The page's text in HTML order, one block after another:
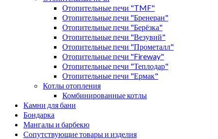
Отопительные печи "TMF"
Отопительные печи "Бренеран"
Отопительные печи "Берёзка"
Отопительные печи "Везувий"
Отопительные печи "Прометалл"
Отопительные печи "Fireway"
Отопительные печи "Теплодар"
Отопительные печи "Ермак"
Котлы отопления
Комбинированные котлы
Камни для бани
Бондарка
Мангалы и барбекю
Сопутствующие товары и изделия